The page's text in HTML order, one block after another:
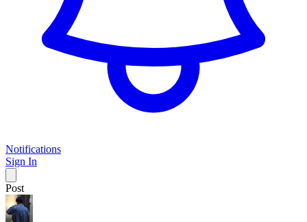
Notifications
Sign In
Post